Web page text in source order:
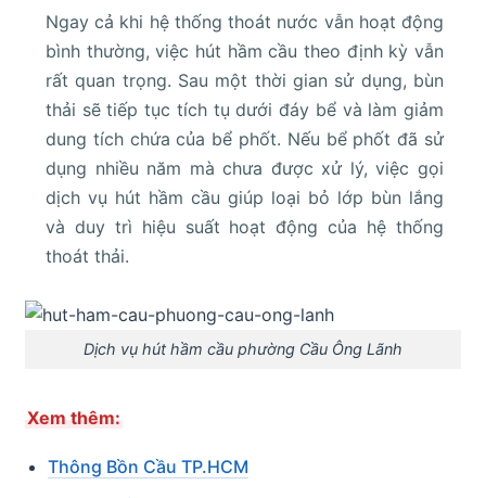
Ngay cả khi hệ thống thoát nước vẫn hoạt động
bình thường, việc hút hầm cầu theo định kỳ vẫn
rất quan trọng. Sau một thời gian sử dụng, bùn
thải sẽ tiếp tục tích tụ dưới đáy bể và làm giảm
dung tích chứa của bể phốt. Nếu bể phốt đã sử
dụng nhiều năm mà chưa được xử lý, việc gọi
dịch vụ hút hầm cầu giúp loại bỏ lớp bùn lắng
và duy trì hiệu suất hoạt động của hệ thống
thoát thải.
Dịch vụ hút hầm cầu phường Cầu Ông Lãnh
Xem thêm:
Thông Bồn Cầu TP.HCM